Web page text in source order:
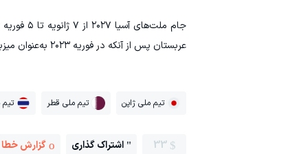
عربستان پس از آنکه در فوریه ۲۰۲۳ به‌عنوان میزبان انتخاب شد، حالا آماده است نخستین میزبانی خود در تاریخ این تورنمنت را تجربه کند.
تیم ملی ژاپن تیم ملی قطر تیم
33 اشتراک گذاری گزارش خطا